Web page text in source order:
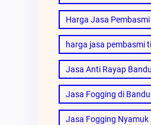
Harga Jasa
harga jasa pembasmi
Jasa Anti Rayap
Jasa Fogging di
Jasa Fogging Nyamuk